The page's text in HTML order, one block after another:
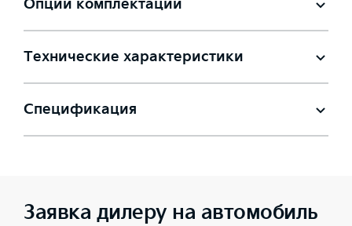
Опции комплектации
Технические характеристики
Спецификация
Заявка дилеру на автомобиль